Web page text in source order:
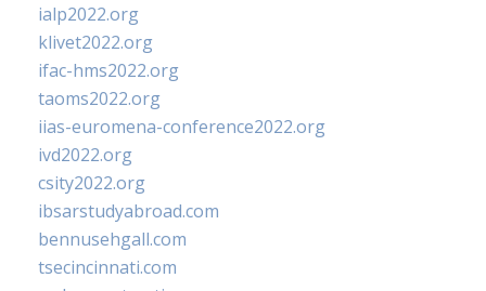
ialp2022.org
klivet2022.org
ifac-hms2022.org
taoms2022.org
iias-euromena-conference2022.org
ivd2022.org
csity2022.org
ibsarstudyabroad.com
bennusehgall.com
tsecincinnati.com